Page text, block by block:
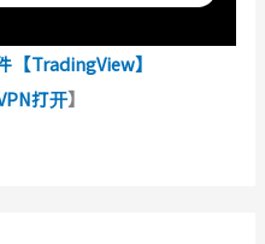
【TradingView】
打开】